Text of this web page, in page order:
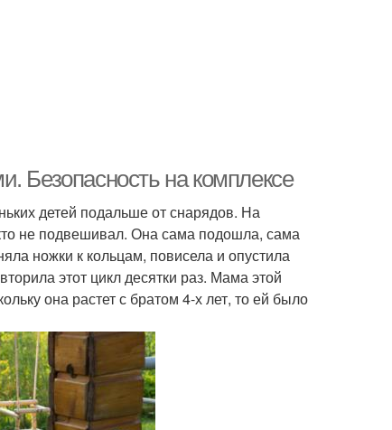
Безопасность на комплексе
детей подальше от снарядов. На
не подвешивал. Она сама подошла, сама
ножки к кольцам, повисела и опустила
этот цикл десятки раз. Мама этой
она растет с братом 4-х лет, то ей было